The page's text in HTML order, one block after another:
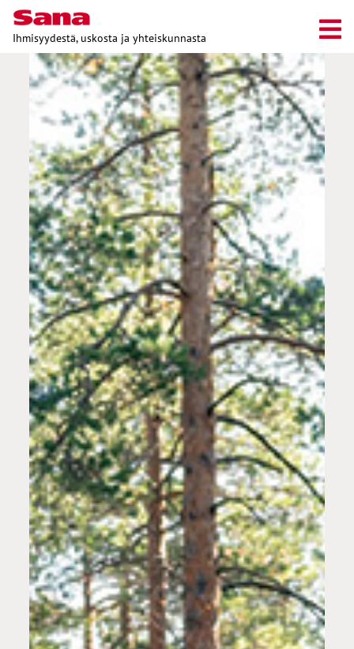
Ihmisyydestä, uskosta ja yhteiskunnasta